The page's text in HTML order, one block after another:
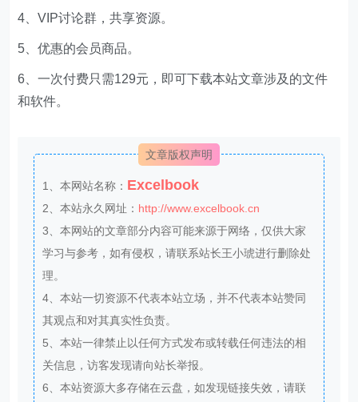
4、VIP讨论群，共享资源。
5、优惠的会员商品。
6、一次付费只需129元，即可下载本站文章涉及的文件
和软件。
文章版权声明
1、本网站名称： Excelbook
2、本站永久网址： http://www.excelbook.cn
3、本网站的文章部分内容可能来源于网络，仅供大家
学习与参考，如有侵权，请联系站长王小琥进行删除处
理。
4、本站一切资源不代表本站立场，并不代表本站赞同
其观点和对其真实性负责。
5、本站一律禁止以任何方式发布或转载任何违法的相
关信息，访客发现请向站长举报。
6、本站资源大多存储在云盘，如发现链接失效，请联